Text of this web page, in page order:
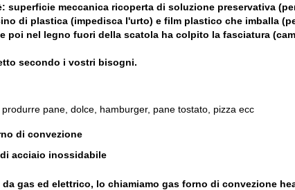
superficie meccanica ricoperta di soluzione preservativa
di plastica (impedisca l'urto) e film plastico che imballa
poi nel legno fuori della scatola ha colpito la fasciatura
secondo i vostri bisogni.
produrre pane, dolce, hamburger, pane tostato, pizza ecc
di convezione
acciaio inossidabile
gas ed elettrico, lo chiamiamo gas forno di convezione